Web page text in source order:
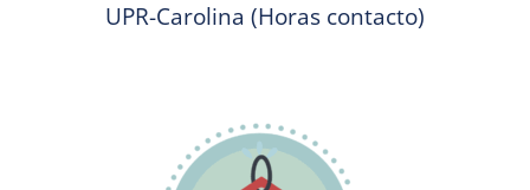
UPR-Carolina (Horas contacto)